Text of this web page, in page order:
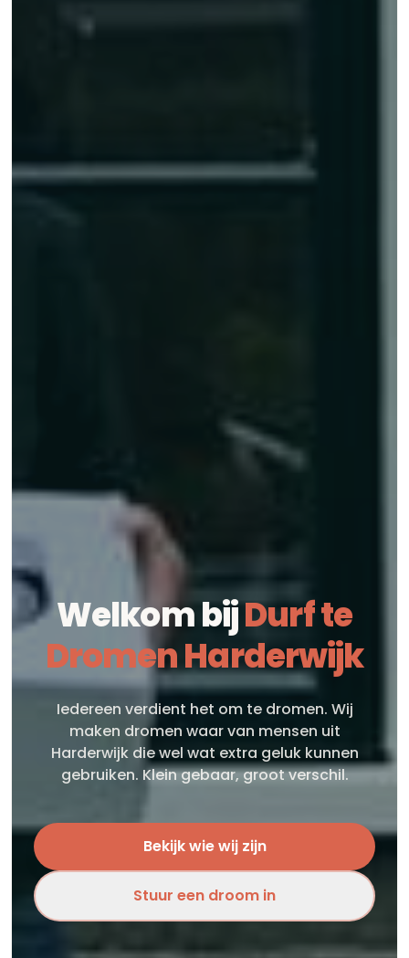
Welkom bijDurf te
Dromen Harderwijk
Iedereen verdient het om te dromen. Wij
maken dromen waar van mensen uit
Harderwijk die wel wat extra geluk kunnen
gebruiken. Klein gebaar, groot verschil.
Bekijk wie wij zijn
Stuur een droom in